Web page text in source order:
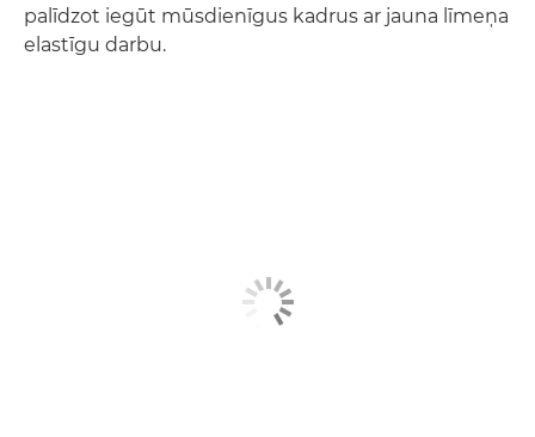
palīdzot iegūt mūsdienīgus kadrus ar jauna līmeņa
elastīgu darbu.